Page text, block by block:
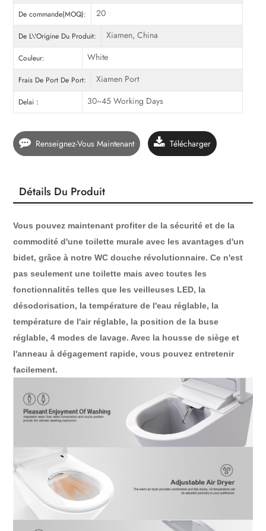
De commande(MOQ): 20
De L\'Origine Du Produit: Xiamen, China
Couleur: White
Frais De Port De Port: Xiamen Port
Delai： 30~45 Working Days
Renseignez-Vous Maintenant Télécharger
Détails Du Produit
Vous pouvez maintenant profiter de la sécurité et de la
commodité d'une toilette murale avec les avantages d'un
bidet, grâce à notre WC douche révolutionnaire. Ce n'est
pas seulement une toilette mais avec toutes les
fonctionnalités telles que les veilleuses LED, la
désodorisation, la température de l'eau réglable, la
température de l'air réglable, la position de la buse
réglable, 4 modes de lavage. Avec la housse de siège et
l'anneau à dégagement rapide, vous pouvez entretenir
facilement.